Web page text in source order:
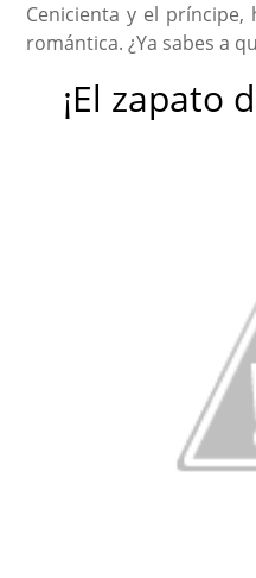
Cenicienta y el
romántica. ¿Ya sabes a
¡El zapato